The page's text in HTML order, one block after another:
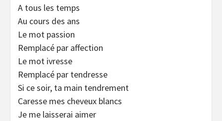
A tous les temps
Au cours des ans
Le mot passion
Remplacé par affection
Le mot ivresse
Remplacé par tendresse
Si ce soir, ta main tendrement
Caresse mes cheveux blancs
Je me laisserai aimer